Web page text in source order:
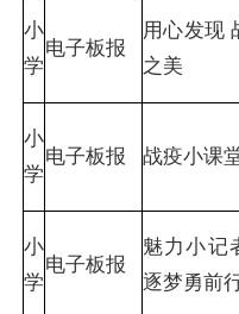
小
学
电子板报
用心发现
之美
小
学
电子板报 战疫小课
小
学
电子板报
魅力小记
逐梦勇前